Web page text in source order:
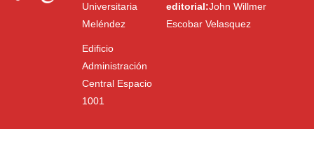
Universitaria
Meléndez
Edificio
Administración
Central Espacio
1001
editorial:John Willmer
Escobar Velasquez